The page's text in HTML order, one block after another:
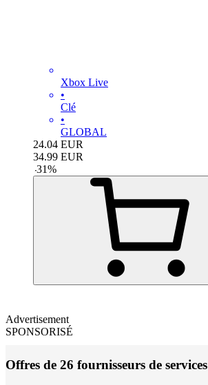
Xbox Live
•
Clé
•
GLOBAL
24.04 EUR
34.99 EUR
-31%
Advertisement
SPONSORISÉ
Offres de 26 fournisseurs de services